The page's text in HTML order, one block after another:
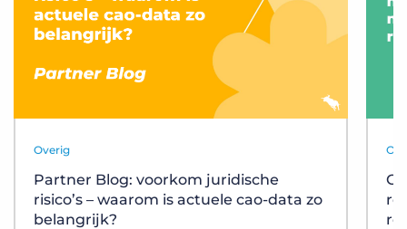
Overig
Partner Blog: voorkom juridische
risico’s – waarom is actuele cao-data zo
belangrijk?